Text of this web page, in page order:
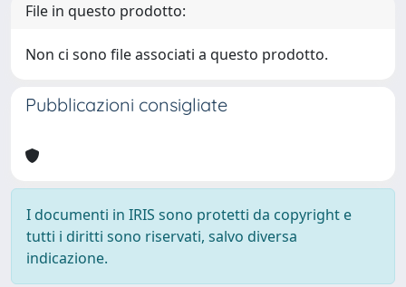
File in questo prodotto:
Non ci sono file associati a questo prodotto.
Pubblicazioni consigliate
I documenti in IRIS sono protetti da copyright e
tutti i diritti sono riservati, salvo diversa
indicazione.